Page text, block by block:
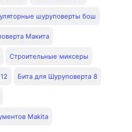
шуруповерты бош
Макита
Строительные миксеры
Бита для Шуруповерта 8
Makita